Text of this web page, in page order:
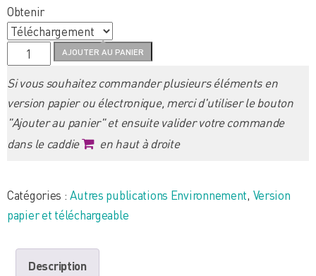
Obtenir
quantité
de
Arboretum
du
Bois
des
-
Sivry-
AJOUTER AU PANIER
Si vous souhaitez commander plusieurs éléments en
version papier ou électronique, merci d'utiliser le bouton
"Ajouter au panier" et ensuite valider votre commande
dans le caddie
en haut à droite
Catégories :Autres publications Environnement, Version
papier et téléchargeable
Description